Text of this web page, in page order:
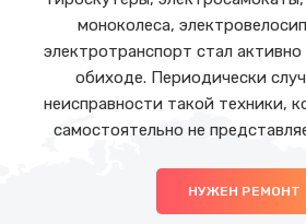
моноколеса,
электротранспорт стал активно
обиходе. Периодически
неисправности такой техники,
самостоятельно не
НУЖЕН РЕМОНТ